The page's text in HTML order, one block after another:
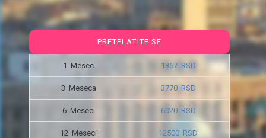
PRETPLATITE SE
1 Mesec 1367 RSD
3 Meseca 3770 RSD
6 Meseci 6920 RSD
12 Meseci 12500 RSD